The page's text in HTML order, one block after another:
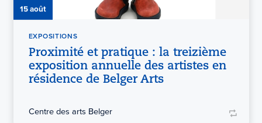
15 août
EXPOSITIONS
Proximité et pratique : la treizième
exposition annuelle des artistes en
résidence de Belger Arts
Centre des arts Belger